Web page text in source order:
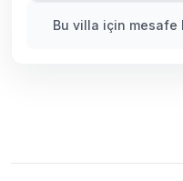
Bu villa için mesafe